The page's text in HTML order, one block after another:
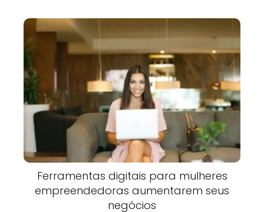
Ferramentas digitais para mulheres
empreendedoras aumentarem seus
negócios